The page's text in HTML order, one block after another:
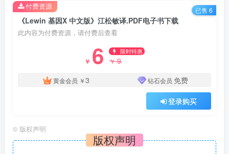
《Lewin 基因X 中文版》江松敏译.PDF电子书下载
此内容为付费资源，请付费后查看
￥ 6 限时特惠
￥9
黄金会员 ￥3 钻石会员 免费
登录购买
付费资源 已售 6
© 版权声明
版权声明